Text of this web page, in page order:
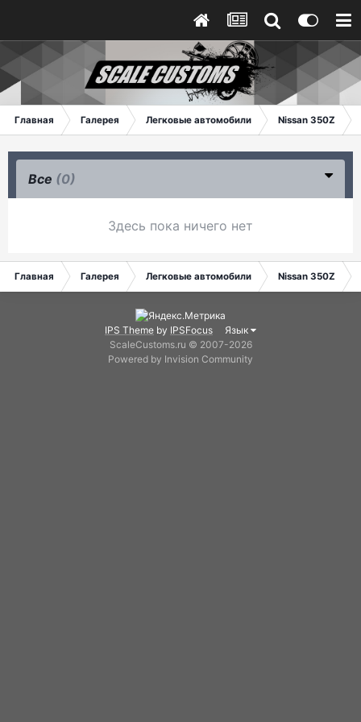
Главная Галерея Легковые автомобили Nissan 350Z
Все (0)
Здесь пока ничего нет
Главная Галерея Легковые автомобили Nissan 350Z
IPS Theme by IPSFocus
Язык
ScaleCustoms.ru © 2007-2026
Powered by Invision Community